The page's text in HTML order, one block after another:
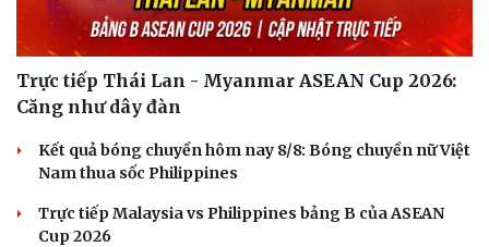
Trực tiếp Thái Lan - Myanmar ASEAN Cup 2026:
Căng như dây đàn
Kết quả bóng chuyền hôm nay 8/8: Bóng chuyền nữ Việt
Nam thua sốc Philippines
Trực tiếp Malaysia vs Philippines bảng B của ASEAN
Cup 2026